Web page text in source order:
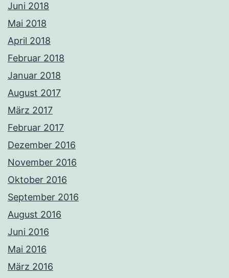
Juni 2018
Mai 2018
April 2018
Februar 2018
Januar 2018
August 2017
März 2017
Februar 2017
Dezember 2016
November 2016
Oktober 2016
September 2016
August 2016
Juni 2016
Mai 2016
März 2016